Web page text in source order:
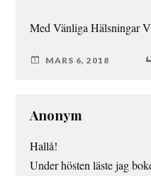
Med Vänliga Hälsningar
MARS 6, 2018
Anonym
Hallå!
Under hösten läste jag